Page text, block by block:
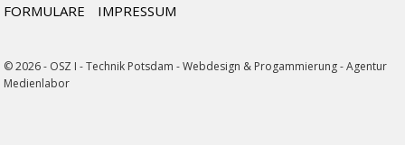
FORMULARE
IMPRESSUM
© 2026 - OSZ I - Technik Potsdam -Webdesign & Progammierung - Agentur
Medienlabor